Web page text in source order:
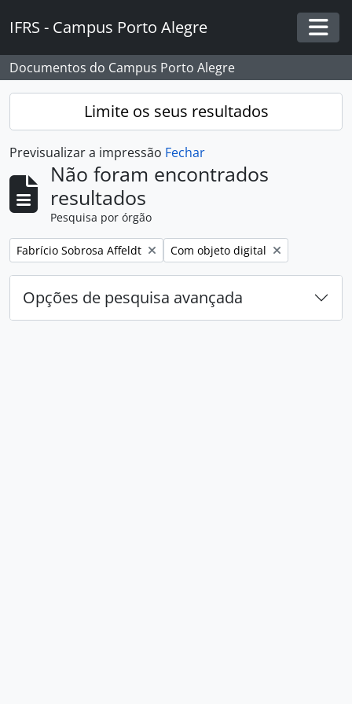
IFRS - Campus Porto Alegre
Documentos do Campus Porto Alegre
Limite os seus resultados
Previsualizar a impressão Fechar
Não foram encontrados
resultados
Pesquisa por órgão
Remover filtro:
Fabrício Sobrosa Affeldt Remover filtro:
Com objeto digital
Opções de pesquisa avançada